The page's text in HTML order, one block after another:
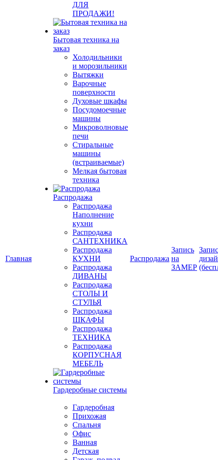
Главная
ДЛЯ
ПРОДАЖИ!
Бытовая техника на
заказ
Холодильники
и морозильники
Вытяжки
Варочные
поверхности
Духовые шкафы
Посудомоечные
машины
Микроволновые
печи
Стиральные
машины
(встраиваемые)
Мелкая бытовая
техника
Распродажа
Распродажа
Наполнение
кухни
Распродажа
САНТЕХНИКА
Распродажа
КУХНИ
Распродажа
ДИВАНЫ
Распродажа
СТОЛЫ И
СТУЛЬЯ
Распродажа
ШКАФЫ
Распродажа
ТЕХНИКА
Распродажа
КОРПУСНАЯ
МЕБЕЛЬ
Гардеробные системы
Гардеробная
Прихожая
Спальня
Офис
Ванная
Детская
Распродажа
Запись
на
ЗАМЕР